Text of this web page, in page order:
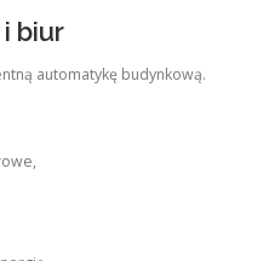
biur
automatykę budynkową.